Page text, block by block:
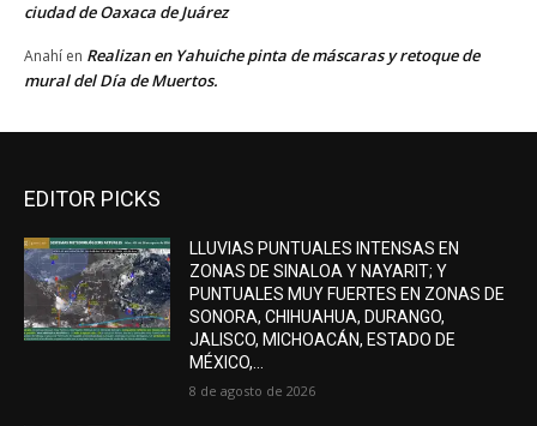
ciudad de Oaxaca de Juárez
Anahí en Realizan en Yahuiche pinta de máscaras y retoque de
mural del Día de Muertos.
EDITOR PICKS
LLUVIAS PUNTUALES INTENSAS EN
ZONAS DE SINALOA Y NAYARIT; Y
PUNTUALES MUY FUERTES EN ZONAS DE
SONORA, CHIHUAHUA, DURANGO,
JALISCO, MICHOACÁN, ESTADO DE
MÉXICO,...
8 de agosto de 2026